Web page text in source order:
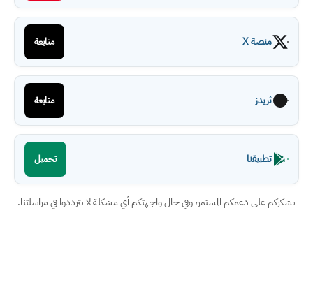
منصة X متابعة
ثريدز متابعة
تطبيقنا تحميل
نشكركم على دعمكم المستمر، وفي حال واجهتكم أي مشكلة لا تترددوا في مراسلتنا.